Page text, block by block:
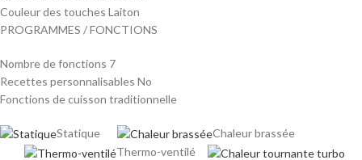
Couleur des touches Laiton
PROGRAMMES / FONCTIONS
Nombre de fonctions 7
Recettes personnalisables No
Fonctions de cuisson traditionnelle
Statique
Chaleur brassée
Thermo-ventilé